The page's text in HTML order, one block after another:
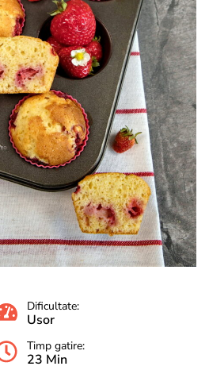
Dificultate:
Usor
Timp gatire:
23 Min